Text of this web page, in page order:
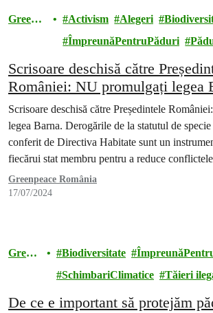
Greenp
Activism Alegeri
ÎmpreunăPentruPăduri
Scrisoare deschisă către
României: NU promulgați legea
Scrisoare deschisă către Președintele
legea Barna. Derogările de la statutul de
conferit de Directiva Habitate sunt un
fiecărui stat membru pentru a reduce
brun, însă, în România, cu toate că în ultimii ani
de prevenție de câte 140 de…
Greenpeace România
17/07/2024
Green
Biodiversitate
SchimbariClimatice
Tăieri
De ce e important să protejăm